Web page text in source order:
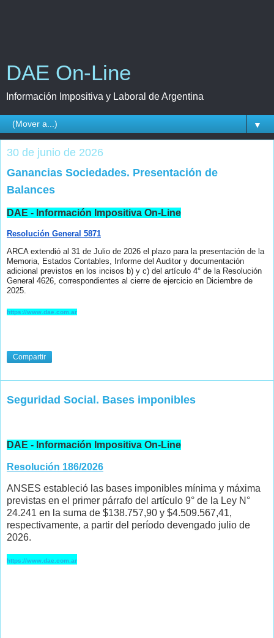
DAE On-Line
Información Impositiva y Laboral de Argentina
▼
30 de junio de 2026
Ganancias Sociedades. Presentación de
Balances
DAE - Información Impositiva On-Line
Resolución General 5871
ARCA extendió al 31 de Julio de 2026 el plazo para la presentación de la
Memoria, Estados Contables, Informe del Auditor y documentación
adicional previstos en los incisos b) y c) del artículo 4° de la Resolución
General 4626, correspondientes al cierre de ejercicio en Diciembre de
2025.
https://www.dae.com.ar
Compartir
Seguridad Social. Bases imponibles
DAE - Información Impositiva On-Line
Resolución 186/2026
ANSES estableció las bases imponibles mínima y máxima
previstas en el primer párrafo del artículo 9° de la Ley N°
24.241 en la suma de $138.757,90 y $4.509.567,41,
respectivamente, a partir del período devengado julio de
2026.
https://www.dae.com.ar